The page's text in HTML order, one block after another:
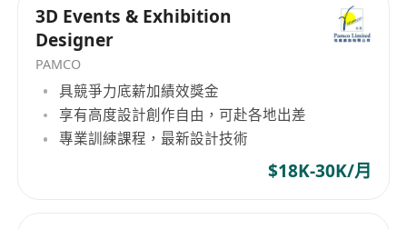
3D Events & Exhibition
Designer
PAMCO
具競爭力底薪加績效獎金
享有高度設計創作自由，可赴各地出差
專業訓練課程，最新設計技術
$18K-30K/月